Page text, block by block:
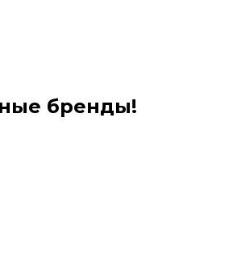
бренды!